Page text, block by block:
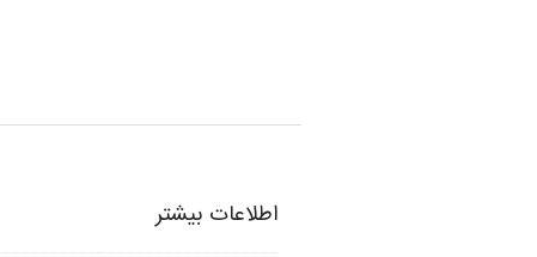
اطلاعات بیشتر